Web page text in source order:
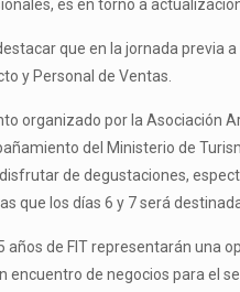
es en torno a
que en la jornada previa
y Personal de Ventas.
organizado por la Asociación
del Ministerio de
de degustaciones,
que los días 6 y 7 será
años de FIT representarán una
encuentro de negocios para el